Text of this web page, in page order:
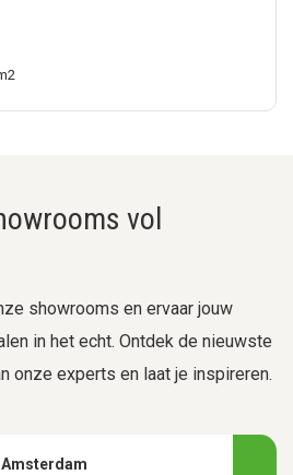
vol
showrooms en ervaar jouw
in het echt. Ontdek de nieuwste
onze experts en laat je inspireren.